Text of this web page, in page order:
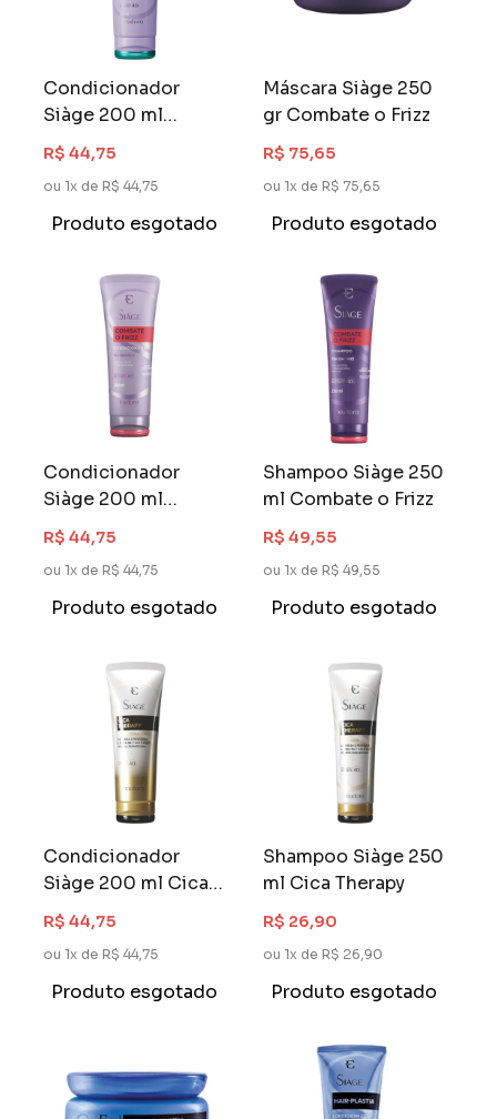
Condicionador
Siàge 200 ml
Hidratação Micelar
R$ 44,75
ou 1x de R$ 44,75
Produto esgotado
Máscara Siàge 250
gr Combate o Frizz
R$ 75,65
ou 1x de R$ 75,65
Produto esgotado
Condicionador
Siàge 200 ml
Combate o Frizz
R$ 44,75
ou 1x de R$ 44,75
Produto esgotado
Shampoo Siàge 250
ml Combate o Frizz
R$ 49,55
ou 1x de R$ 49,55
Produto esgotado
Condicionador
Siàge 200 ml Cica
Therapy
R$ 44,75
ou 1x de R$ 44,75
Produto esgotado
Shampoo Siàge 250
ml Cica Therapy
R$ 26,90
ou 1x de R$ 26,90
Produto esgotado